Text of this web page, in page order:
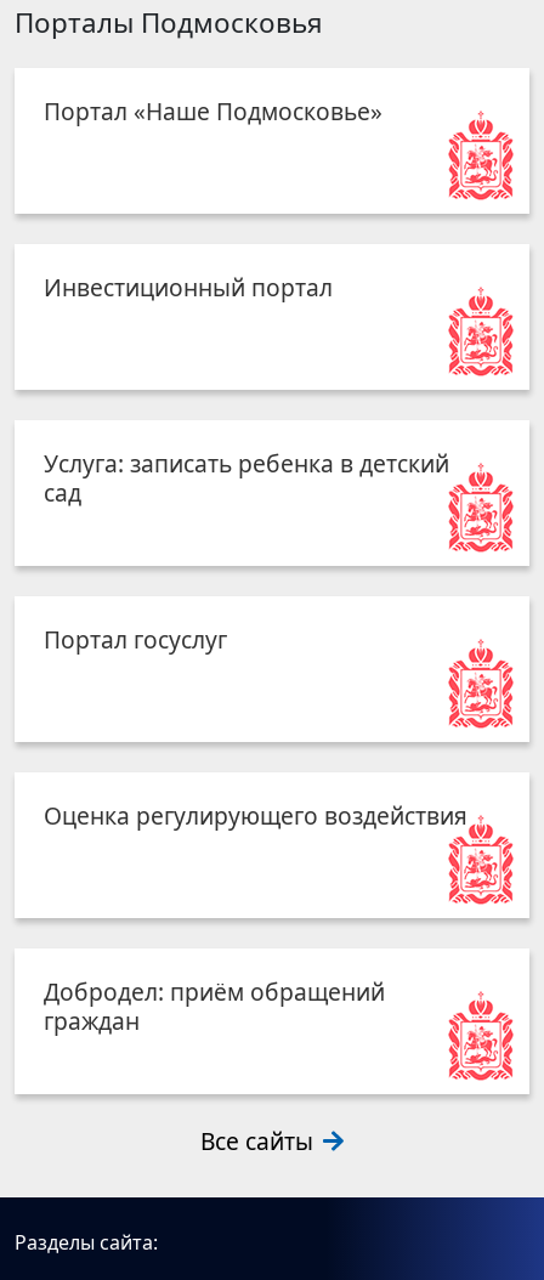
Порталы Подмосковья
Портал «Наше Подмосковье»
Инвестиционный портал
Услуга: записать ребенка в детский
сад
Портал госуслуг
Оценка регулирующего воздействия
Добродел: приём обращений
граждан
Все сайты
Разделы сайта: